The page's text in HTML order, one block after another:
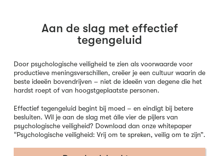
Aan de slag met effectief
tegengeluid
Door psychologische veiligheid te zien als voorwaarde voor
productieve meningsverschillen, creëer je een cultuur waarin de
beste ideeën bovendrijven – niet de ideeën van degene die het
hardst roept of van hoogstgeplaatste personen.
Effectief tegengeluid begint bij moed – en eindigt bij betere
besluiten. Wil je aan de slag met álle vier de pijlers van
psychologische veiligheid? Download dan onze whitepaper
“Psychologische veiligheid: Vrij om te spreken, veilig om te zijn”.